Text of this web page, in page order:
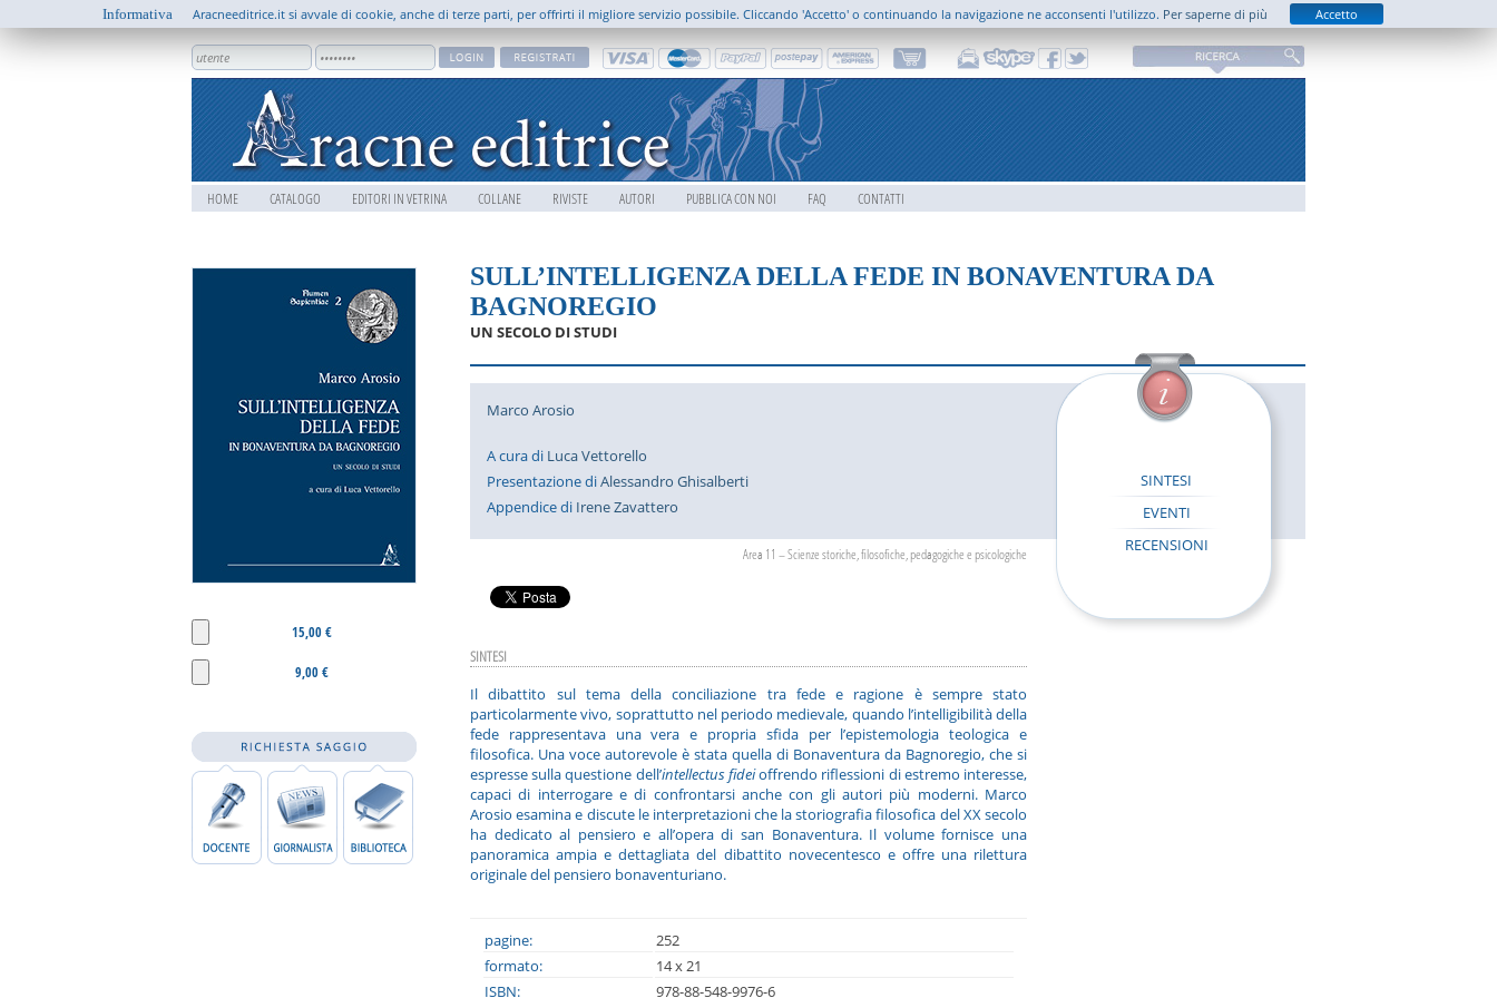
HOME CATALOGO EDITORI IN VETRINA COLLANE RIVISTE AUTORI PUBBLICA CON NOI FAQ CONTATTI
SULL’INTELLIGENZA DELLA FEDE IN BONAVENTURA DA
BAGNOREGIO
UN SECOLO DI STUDI
15,00 €
9,00 €
Marco Arosio
A cura di Luca Vettorello
Presentazione diAlessandro Ghisalberti
Appendice di Irene Zavattero
Area 11 – Scienze storiche, filosofiche, pedagogiche e psicologiche
SINTESI
Il dibattito sul tema della conciliazione tra fede e ragione è sempre stato
particolarmente vivo, soprattutto nel periodo medievale, quando l’intelligibilità della
fede rappresentava una vera e propria sfida per l’epistemologia teologica e
filosofica. Una voce autorevole è stata quella di Bonaventura da Bagnoregio, che si
espresse sulla questione dell’intellectus fideioffrendo riflessioni di estremo interesse,
capaci di interrogare e di confrontarsi anche con gli autori più moderni. Marco
Arosio esamina e discute le interpretazioni che la storiografia filosofica del XX secolo
ha dedicato al pensiero e all’opera di san Bonaventura. Il volume fornisce una
panoramica ampia e dettagliata del dibattito novecentesco e offre una rilettura
originale del pensiero bonaventuriano.
pagine:
252
formato:
14 x 21
ISBN:
978-88-548-9976-6
SINTESI
EVENTI
RECENSIONI
Informativa Aracneeditrice.it si avvale di cookie, anche di terze parti, per offrirti il migliore servizio possibile. Cliccando 'Accetto' o continuando la navigazione ne acconsenti l'utilizzo. Per saperne di più Accetto